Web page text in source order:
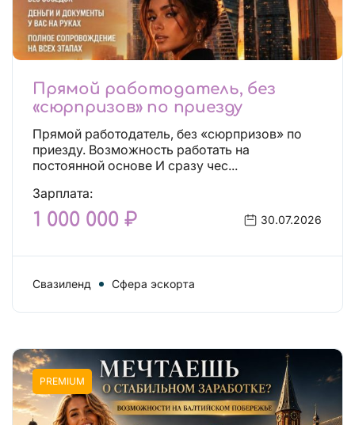
Прямой работодатель, без
«сюрпризов» по приезду
Прямой работодатель, без «сюрпризов» по
приезду. Возможность работать на
постоянной основе И сразу чес...
Зарплата:
1 000 000 ₽ 30.07.2026
Свазиленд Сфера эскорта
PREMIUM